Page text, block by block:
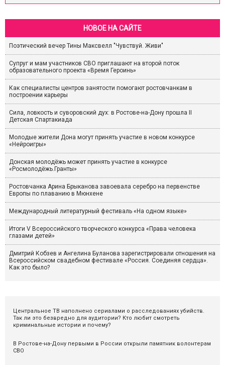
НОВОЕ НА САЙТЕ
Поэтический вечер Тины Максвелл "Чувствуй. Живи"
Супруг и мам участников СВО приглашают на второй поток
образовательного проекта «Время Героинь»
Как специалисты центров занятости помогают ростовчанкам в
построении карьеры
Сила, ловкость и суворовский дух: в Ростове-на-Дону прошла II
Детская Спартакиада
Молодые жители Дона могут принять участие в новом конкурсе
«Нейроигры»
Донская молодёжь может принять участие в конкурсе
«Росмолодёжь.Гранты»
Ростовчанка Арина Брыканова завоевала серебро на первенстве
Европы по плаванию в Мюнхене
Международный литературный фестиваль «На одном языке»
Итоги V Всероссийского творческого конкурса «Права человека
глазами детей»
Дмитрий Кобзев и Ангелина Буланова зарегистрировали отношения на
Всероссийском свадебном фестивале «Россия. Соединяя сердца».
Как это было?
Центральное ТВ наполнено сериалами о расследованиях убийств.
Так ли это безвредно для аудитории? Кто любит смотреть
криминальные истории и почему?
В Ростове-на-Дону первыми в России открыли памятник волонтерам
СВО